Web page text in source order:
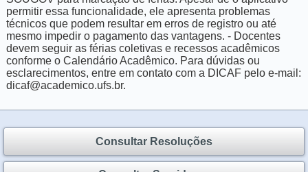
permitir essa funcionalidade, ele apresenta problemas
técnicos que podem resultar em erros de registro ou até
mesmo impedir o pagamento das vantagens. - Docentes
devem seguir as férias coletivas e recessos acadêmicos
conforme o Calendário Acadêmico. Para dúvidas ou
esclarecimentos, entre em contato com a DICAF pelo e-mail:
dicaf@academico.ufs.br.
Consultar Resoluções